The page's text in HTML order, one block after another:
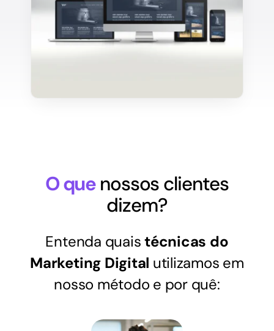
O quenossos clientes
dizem?
Entenda quaistécnicas do
Marketing Digital utilizamos em
nosso método e por quê: